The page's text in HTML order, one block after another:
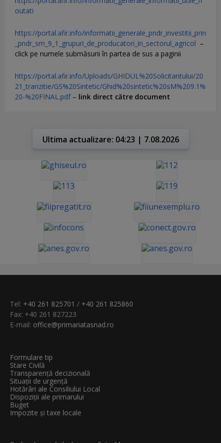
outati
https://portal.afir.info/informatii_generale_pndr_investitii_prin
_pndr_sm_9_1_grupuri_de_producatori_in_sectorul_agricol –
click pe numele submăsurii în partea de sus a paginii
https://portal.afir.info/Uploads/GHIDUL%20Solicitantului/20
21_tranzitie/GS%20Sintetic/Ghid%20sintetic%20sM%209.1%
20-%20FINAL.pdf– link direct către document
Ultima actualizare: 04:23 | 7.08.2026
Tel: +40 261 825701 / +40 261 825860
Fax: +40 261 827223
E-mail: office@primariatasnad.ro
Formulare tip
Stare Civilă
Transparenţă decizională
Situații de urgență
Hotărâri ale Consiliului Local
Dispoziții ale primarului
Buget
Impozite și taxe locale